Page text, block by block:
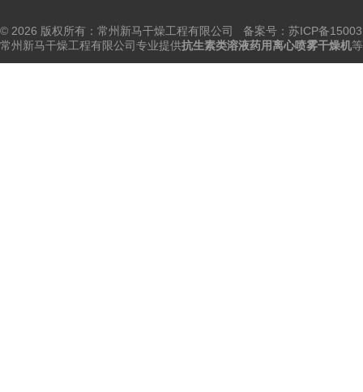
© 2026 版权所有：常州新马干燥工程有限公司 备案号： 苏ICP备
常州新马干燥工程有限公司专业提供抗生素类溶液药用离心喷雾干燥机